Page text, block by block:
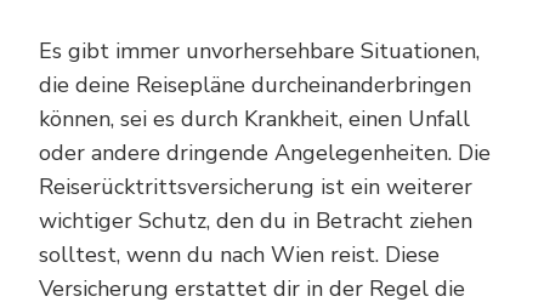
Es gibt immer unvorhersehbare Situationen,
die deine Reisepläne durcheinanderbringen
können, sei es durch Krankheit, einen Unfall
oder andere dringende Angelegenheiten. Die
Reiserücktrittsversicherung ist ein weiterer
wichtiger Schutz, den du in Betracht ziehen
solltest, wenn du nach Wien reist. Diese
Versicherung erstattet dir in der Regel die